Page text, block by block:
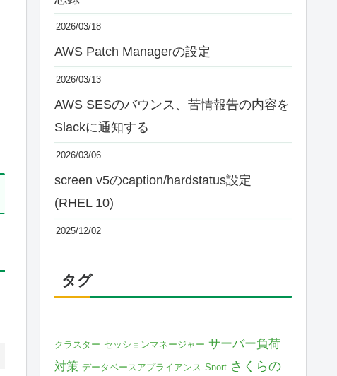
2026/03/18
AWS Patch Managerの設定
2026/03/13
AWS SESのバウンス、苦情報告の内容を
Slackに通知する
2026/03/06
screen v5のcaption/hardstatus設定
(RHEL 10)
2025/12/02
タグ
クラスター セッションマネージャー サーバー負荷
対策 データベースアプライアンス Snort さくらの